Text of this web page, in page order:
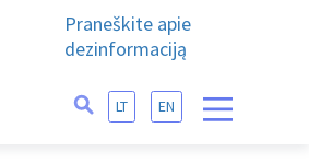
Praneškite apie
dezinformaciją
LT EN